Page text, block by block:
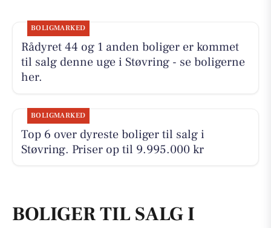
BOLIGMARKED
Rådyret 44 og 1 anden boliger er kommet
til salg denne uge i Støvring - se boligerne
her.
BOLIGMARKED
Top 6 over dyreste boliger til salg i
Støvring. Priser op til 9.995.000 kr
BOLIGER TIL SALG I